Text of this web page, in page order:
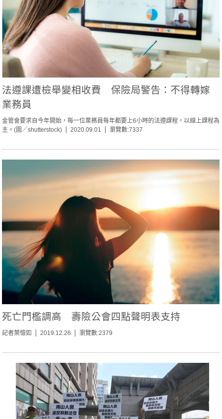
法遵課遭檢舉變相收費 保險局警告：不得轉嫁
業務員
金管會要求自今年開始，每一位業務員每年都要上6小時的法遵課程，以線上課程為
主。(圖／shutterstock)
2020.09.01 瀏覽數:7337
死亡門檻調高 壽險公會四點聲明表支持
記者葉憶如 2019.12.26 瀏覽數:2379